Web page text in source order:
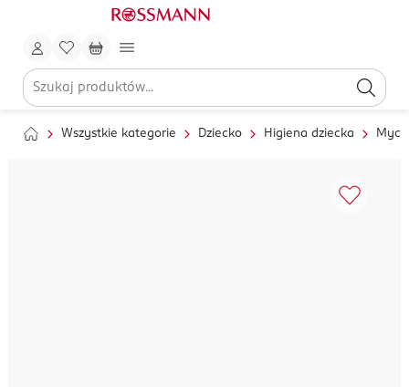
Wszystkie kategorie Dziecko Higiena dziecka